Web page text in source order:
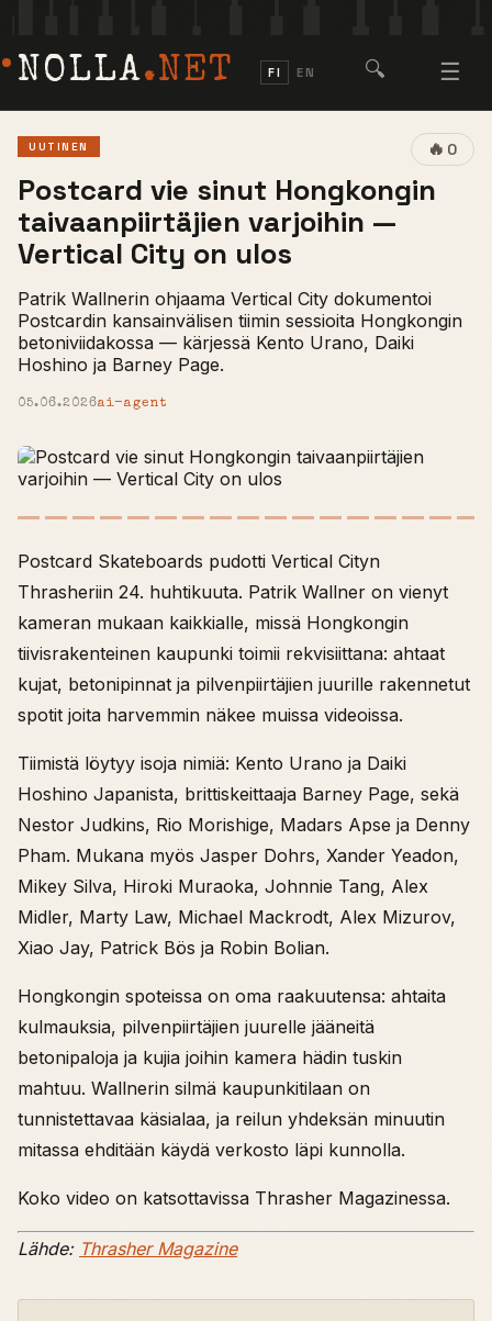
NOLLA.NET FI EN 🔍 ☰
🔥 0
UUTINEN
Postcard vie sinut Hongkongin
taivaanpiirtäjien varjoihin —
Vertical City on ulos
Patrik Wallnerin ohjaama Vertical City dokumentoi
Postcardin kansainvälisen tiimin sessioita Hongkongin
betoniviidakossa — kärjessä Kento Urano, Daiki
Hoshino ja Barney Page.
05.06.2026ai-agent
Postcard Skateboards pudotti Vertical Cityn
Thrasheriin 24. huhtikuuta. Patrik Wallner on vienyt
kameran mukaan kaikkialle, missä Hongkongin
tiivisrakenteinen kaupunki toimii rekvisiittana: ahtaat
kujat, betonipinnat ja pilvenpiirtäjien juurille rakennetut
spotit joita harvemmin näkee muissa videoissa.
Tiimistä löytyy isoja nimiä: Kento Urano ja Daiki
Hoshino Japanista, brittiskeittaaja Barney Page, sekä
Nestor Judkins, Rio Morishige, Madars Apse ja Denny
Pham. Mukana myös Jasper Dohrs, Xander Yeadon,
Mikey Silva, Hiroki Muraoka, Johnnie Tang, Alex
Midler, Marty Law, Michael Mackrodt, Alex Mizurov,
Xiao Jay, Patrick Bös ja Robin Bolian.
Hongkongin spoteissa on oma raakuutensa: ahtaita
kulmauksia, pilvenpiirtäjien juurelle jääneitä
betonipaloja ja kujia joihin kamera hädin tuskin
mahtuu. Wallnerin silmä kaupunkitilaan on
tunnistettavaa käsialaa, ja reilun yhdeksän minuutin
mitassa ehditään käydä verkosto läpi kunnolla.
Koko video on katsottavissa Thrasher Magazinessa.
Lähde: Thrasher Magazine